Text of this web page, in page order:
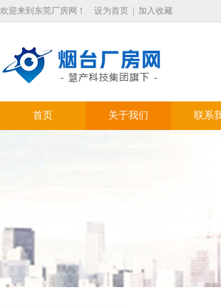
欢迎来到东莞厂房网！ 设为首页 加入收藏
首页 关于我们 联系